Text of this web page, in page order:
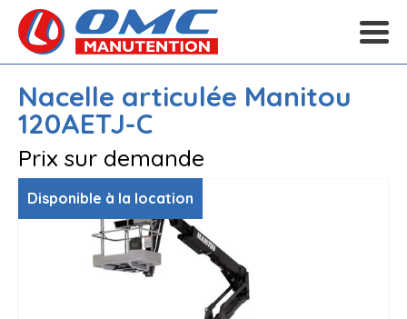
Nacelle articulée Manitou
120AETJ-C
Prix sur demande
Disponible à la location